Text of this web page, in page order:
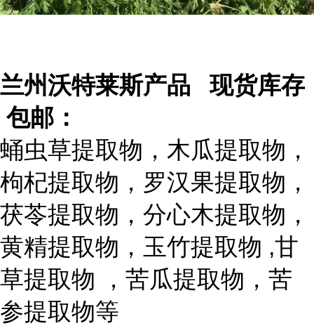
兰州沃特莱斯产品 现货库存
包邮：
蛹虫草提取物，木瓜提取物，
枸杞提取物，罗汉果提取物，
茯苓提取物，分心木提取物，
黄精提取物，玉竹提取物 ,甘
草提取物 ，苦瓜提取物，苦
参提取物等